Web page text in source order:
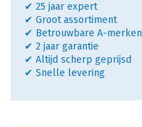
✔ 25 jaar expert
✔ Groot assortiment
✔ Betrouwbare A-merken
✔ 2 jaar garantie
✔ Altijd scherp geprijsd
✔ Snelle levering